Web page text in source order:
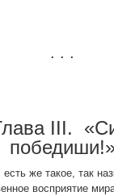
. . .
III.
же такое, так
восприятие